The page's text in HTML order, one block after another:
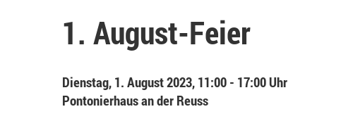
1. August-Feier
Dienstag, 1. August 2023, 11:00 - 17:00 Uhr
Pontonierhaus an der Reuss